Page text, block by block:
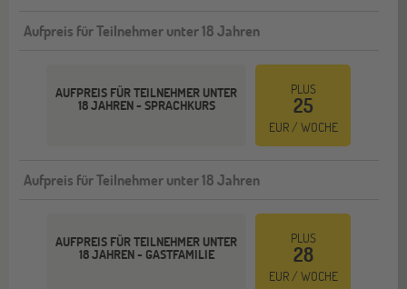
Aufpreis für Teilnehmer unter 18 Jahren
AUFPREIS FÜR TEILNEHMER UNTER
18 JAHREN - SPRACHKURS
PLUS
25
EUR / WOCHE
Aufpreis für Teilnehmer unter 18 Jahren
AUFPREIS FÜR TEILNEHMER UNTER
18 JAHREN - GASTFAMILIE
PLUS
28
EUR / WOCHE